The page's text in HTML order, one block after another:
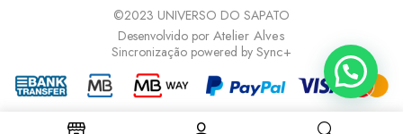
©2023 UNIVERSO DO SAPATO
Desenvolvido por Atelier Alves
Sincronização powered by Sync+